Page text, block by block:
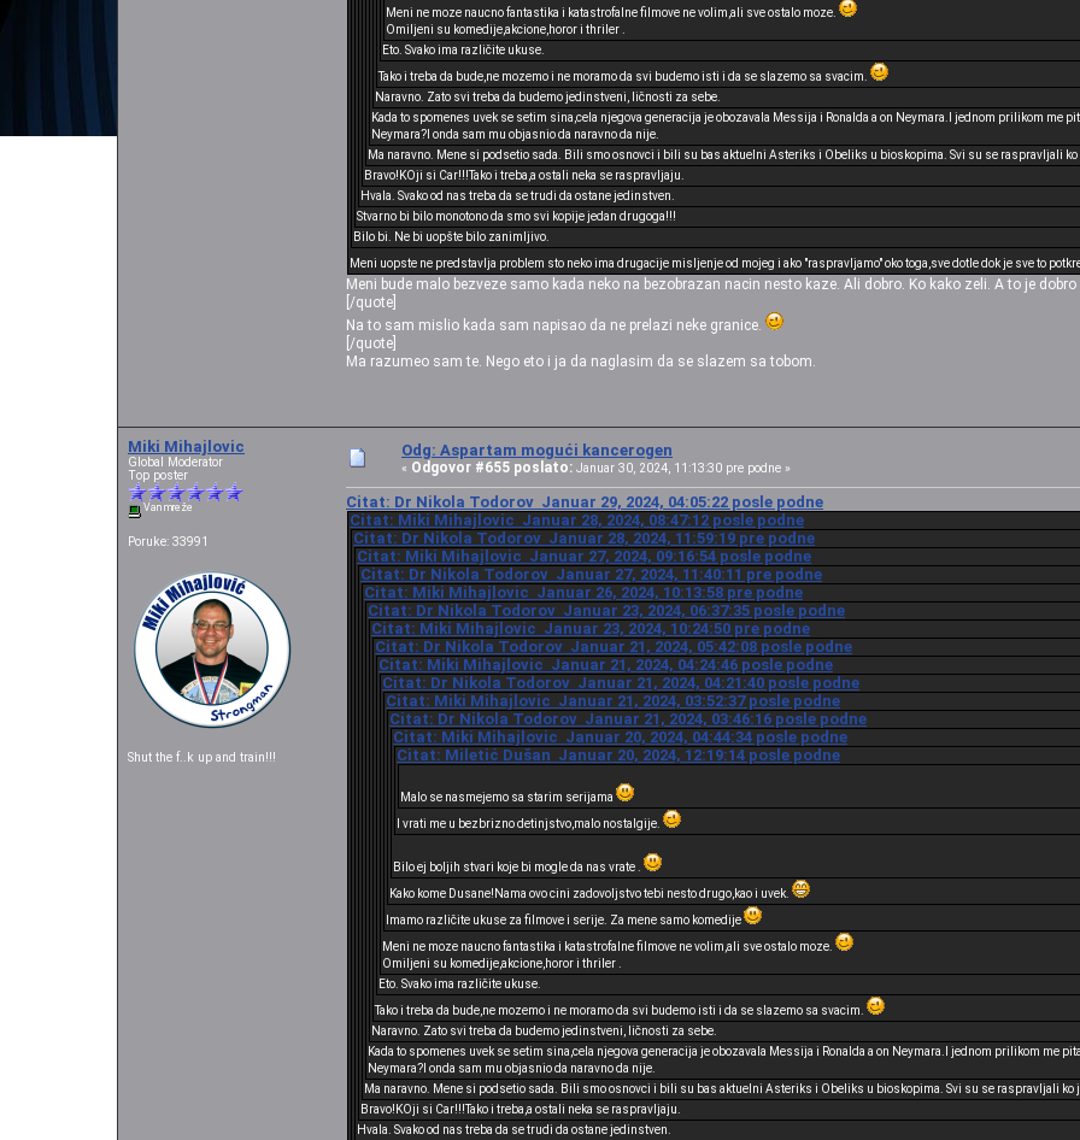
Meni ne moze naucno fantastika i katastrofalne filmove ne volim,ali sve ostalo moze.
Omiljeni su komedije,akcione,horor i thriler .
Eto. Svako ima različite ukuse.
Tako i treba da bude,ne mozemo i ne moramo da svi budemo isti i da se slazemo sa svacim.
Naravno. Zato svi treba da budemo jedinstveni, ličnosti za sebe.
Kada to spomenes uvek se setim sina,cela njegova generacija je obozavala Messija i Ronalda a on Neymara.I jednom prilikom me
Neymara?I onda sam mu objasnio da naravno da nije.
Ma naravno. Mene si podsetio sada. Bili smo osnovci i bili su bas aktuelni Asteriks i Obeliks u bioskopima. Svi su se raspravljali ko
Bravo!KOji si Car!!!Tako i treba,a ostali neka se raspravljaju.
Hvala. Svako od nas treba da se trudi da ostane jedinstven.
Stvarno bi bilo monotono da smo svi kopije jedan drugoga!!!
Bilo bi. Ne bi uopšte bilo zanimljivo.
Meni uopste ne predstavlja problem sto neko ima drugacije misljenje od mojeg i ako "raspravljamo" oko toga,sve dotle dok je sve to
Meni bude malo bezveze samo kada neko na bezobrazan nacin nesto kaze. Ali dobro. Ko kako zeli. A to je
[/quote]
Na to sam mislio kada sam napisao da ne prelazi neke granice.
[/quote]
Ma razumeo sam te. Nego eto i ja da naglasim da se slazem sa tobom.
Miki Mihajlovic
Global Moderator
Top poster
Van mreže
Poruke: 33991
Shut the f..k up and train!!!
Odg: Aspartam mogući kancerogen
« Odgovor #655 poslato: Januar 30, 2024, 11:13:30 pre podne »
Citat: Dr Nikola Todorov Januar 29, 2024, 04:05:22 posle podne
Citat: Miki Mihajlovic Januar 28, 2024, 08:47:12 posle podne
Citat: Dr Nikola Todorov Januar 28, 2024, 11:59:19 pre podne
Citat: Miki Mihajlovic Januar 27, 2024, 09:16:54 posle podne
Citat: Dr Nikola Todorov Januar 27, 2024, 11:40:11 pre podne
Citat: Miki Mihajlovic Januar 26, 2024, 10:13:58 pre podne
Citat: Dr Nikola Todorov Januar 23, 2024, 06:37:35 posle podne
Citat: Miki Mihajlovic Januar 23, 2024, 10:24:50 pre podne
Citat: Dr Nikola Todorov Januar 21, 2024, 05:42:08 posle podne
Citat: Miki Mihajlovic Januar 21, 2024, 04:24:46 posle podne
Citat: Dr Nikola Todorov Januar 21, 2024, 04:21:40 posle podne
Citat: Miki Mihajlovic Januar 21, 2024, 03:52:37 posle podne
Citat: Dr Nikola Todorov Januar 21, 2024, 03:46:16 posle podne
Citat: Miki Mihajlovic Januar 20, 2024, 04:44:34 posle podne
Citat: Miletić Dušan Januar 20, 2024, 12:19:14 posle podne
Malo se nasmejemo sa starim serijama
I vrati me u bezbrizno detinjstvo,malo nostalgije.
Bilo ej boljih stvari koje bi mogle da nas vrate .
Kako kome Dusane!Nama ovo cini zadovoljstvo tebi nesto drugo,kao i uvek.
Imamo različite ukuse za filmove i serije. Za mene samo komedije
Meni ne moze naucno fantastika i katastrofalne filmove ne volim,ali sve ostalo moze.
Omiljeni su komedije,akcione,horor i thriler .
Eto. Svako ima različite ukuse.
Tako i treba da bude,ne mozemo i ne moramo da svi budemo isti i da se slazemo sa svacim.
Naravno. Zato svi treba da budemo jedinstveni, ličnosti za sebe.
Kada to spomenes uvek se setim sina,cela njegova generacija je obozavala Messija i Ronalda a on Neymara.I jednom prilikom me
Neymara?I onda sam mu objasnio da naravno da nije.
Ma naravno. Mene si podsetio sada. Bili smo osnovci i bili su bas aktuelni Asteriks i Obeliks u bioskopima. Svi su se raspravljali ko
Bravo!KOji si Car!!!Tako i treba,a ostali neka se raspravljaju.
Hvala. Svako od nas treba da se trudi da ostane jedinstven.